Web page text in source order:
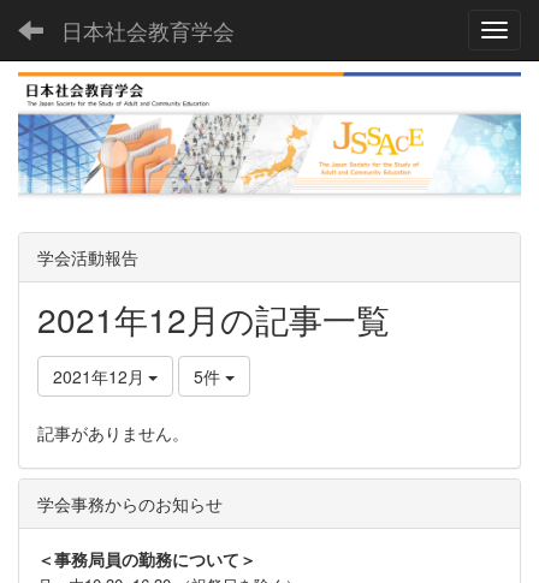
日本社会教育学会
学会活動報告
2021年12月の記事一覧
2021年12月 5件
記事がありません。
学会事務からのお知らせ
＜事務局員の勤務について＞